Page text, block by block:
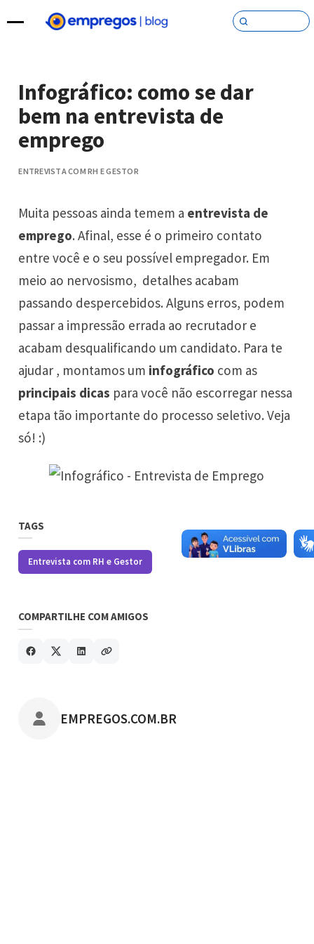
Pular para o conteúdo
Infográfico: como se dar
bem na entrevista de
emprego
ENTREVISTA COM RH E GESTOR
Muita pessoas ainda temem a entrevista de
emprego. Afinal, esse é o primeiro contato
entre você e o seu possível empregador. Em
meio ao nervosismo, detalhes acabam
passando despercebidos. Alguns erros, podem
passar a impressão errada ao recrutador e
acabam desqualificando um candidato. Para te
ajudar , montamos um infográfico com as
principais dicas para você não escorregar nessa
etapa tão importante do processo seletivo. Veja
só! :)
TAGS
Entrevista com RH e Gestor
COMPARTILHE COM AMIGOS
POSTADO POR
EMPREGOS.COM.BR